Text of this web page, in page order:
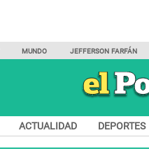
MUNDO JEFFERSON FARFÁN
ACTUALIDAD DEPORTES